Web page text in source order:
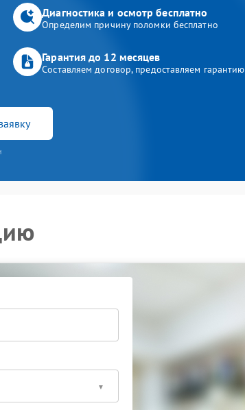
Диагностика и осмотр бесплатно
Определим причину поломки бесплатно
Гарантия до 12 месяцев
Составляем договор, предоставляем гарантию